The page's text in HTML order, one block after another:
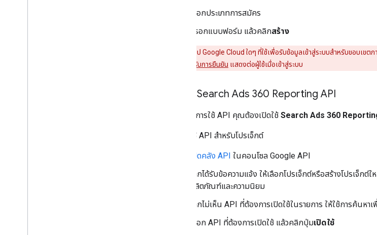
เลือกประเภทการสมัคร
กรอกแบบฟอร์ม แล้วคลิกสร้าง
แอป Google Cloud ใดๆ ที่ใช้เพื่อรับข้อมูลเข้าสู่ระบบสำหรับขอบเข
หน้าจอ UI ที่ไม่ได้รับการยืนยัน แสดงต่อผู้ใช้เมื่อเข้าสู่ระบบ
เปิดใช้ Search Ads 360 Reporting API
หากต้องการใช้ API คุณต้องเปิดใช้ Search Ads 360
วิธีเปิดใช้ API สำหรับโปรเจ็กต์
เปิดคลัง API ในคอนโซล Google API
หากได้รับข้อความแจ้ง ให้เลือกโปรเจ็กต์หรือสร้างโปรเจ็
ผลิตภัณฑ์และความนิยม
หากไม่เห็น API ที่ต้องการเปิดใช้ในรายการ ให้ใช้การค้นห
เลือก API ที่ต้องการเปิดใช้ แล้วคลิกปุ่มเปิดใช้